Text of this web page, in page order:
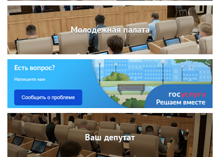
Молодежная палата
Ваш депутат